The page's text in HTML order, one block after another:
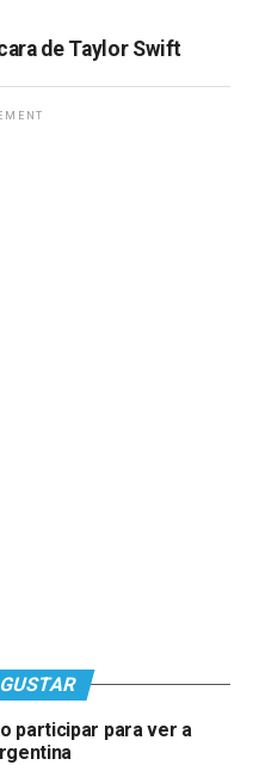
de Taylor Swift
participar para ver a